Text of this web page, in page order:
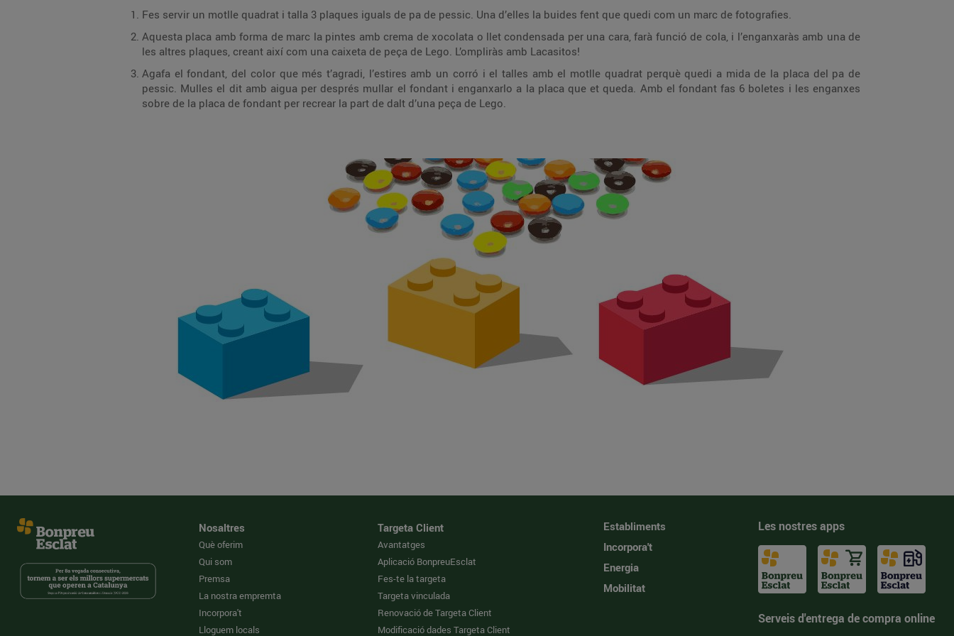
Fes servir un motlle quadrat i talla 3 plaques iguals de pa de pessic. Una d’elles la buides fent que quedi com un marc de fotografies.
Aquesta placa amb forma de marc la pintes amb crema de xocolata o llet condensada per una cara, farà funció de cola, i l’enganxaràs amb una de
les altres plaques, creant així com una caixeta de peça de Lego. L’ompliràs amb Lacasitos!
Agafa el fondant, del color que més t’agradi, l’estires amb un corró i el talles amb el motlle quadrat perquè quedi a mida de la placa del pa de
pessic. Mulles el dit amb aigua per després mullar el fondant i enganxarlo a la placa que et queda. Amb el fondant fas 6 boletes i les enganxes
sobre de la placa de fondant per recrear la part de dalt d’una peça de Lego.
Nosaltres
Què oferim
Qui som
Premsa
La nostra empremta
Incorpora't
Lloguem locals
Targeta Client
Avantatges
Aplicació BonpreuEsclat
Fes-te la targeta
Targeta vinculada
Renovació de Targeta Client
Modificació dades Targeta Client
Establiments
Incorpora't
Energia
Mobilitat
Les nostres apps
Serveis d'entrega de compra online